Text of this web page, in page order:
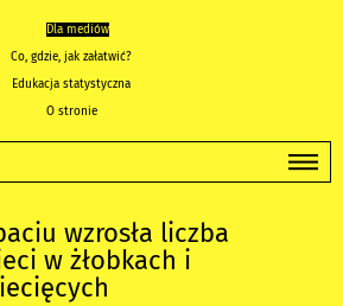
Dla mediów
Co, gdzie, jak załatwić?
Edukacja statystyczna
O stronie
wzrosła liczba
w żłobkach i